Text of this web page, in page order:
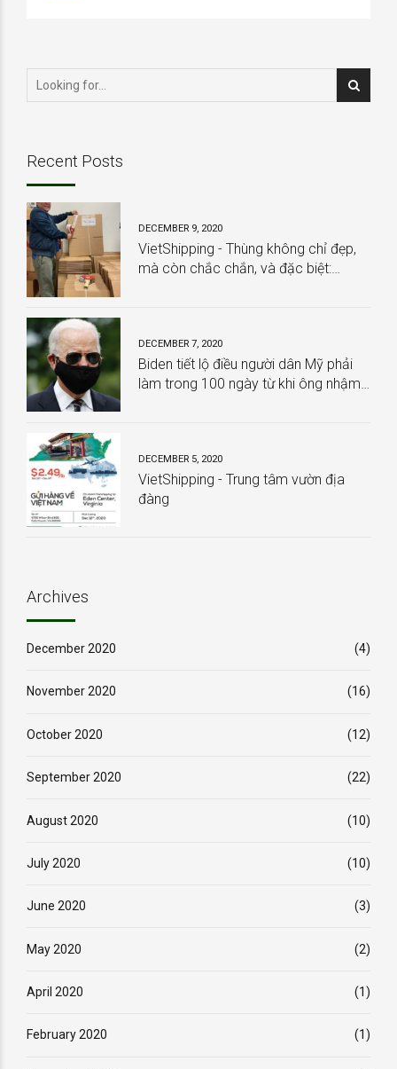
Recent Posts
DECEMBER 9, 2020
VietShipping - Thùng không chỉ đẹp,
mà còn chắc chắn, và đặc biệt:
DECEMBER 7, 2020
Biden tiết lộ điều người dân Mỹ phải
làm trong 100 ngày từ khi ông nhậm
DECEMBER 5, 2020
VietShipping - Trung tâm vườn địa
đàng
Archives
December 2020 (4)
November 2020 (16)
October 2020 (12)
September 2020 (22)
August 2020 (10)
July 2020 (10)
June 2020 (3)
May 2020 (2)
April 2020 (1)
February 2020 (1)